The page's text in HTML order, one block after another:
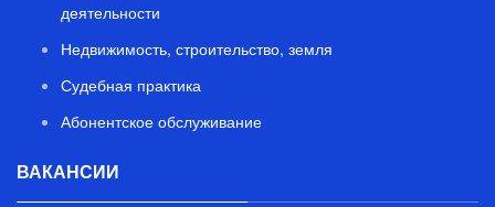
деятельности
Недвижимость, строительство, земля
Судебная практика
Абонентское обслуживание
ВАКАНСИИ